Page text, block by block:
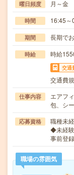
曜日頻度 月～金
時間 16:45～
期間 長期で
時給 時給
交通
交通費
仕事内容
エアフ
包、シ
応募資格
職種未
◆未経
事前登
職場の雰囲気